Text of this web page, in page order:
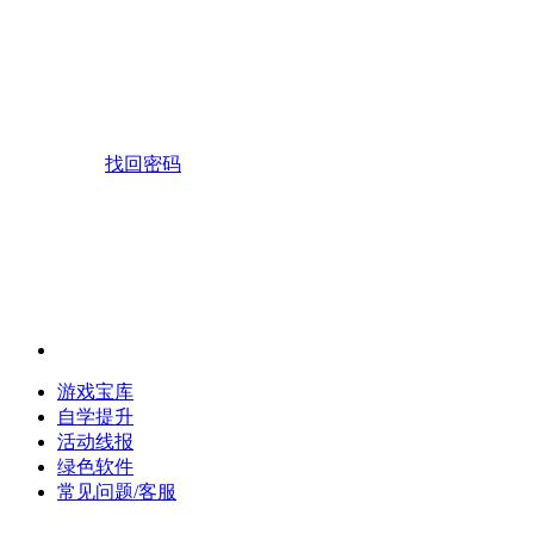
找回密码
游戏宝库
自学提升
活动线报
绿色软件
常见问题/客服